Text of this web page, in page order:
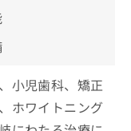
小児歯科、矯正
ホワイトニング